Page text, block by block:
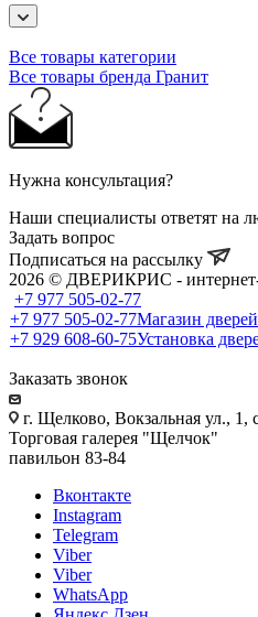
Все товары категории
Все товары бренда Гранит
Нужна консультация?
Наши специалисты ответят на
Задать вопрос
Подписаться на рассылку
2026 © ДВЕРИКРИС - интернет-
+7 977 505-02-77
+7 977 505-02-77Магазин дверей
+7 929 608-60-75Установка
Заказать звонок
г. Щелково, Вокзальная ул., 1,
Торговая галерея "Щелчок"
павильон 83-84
Вконтакте
Instagram
Telegram
Viber
Viber
WhatsApp